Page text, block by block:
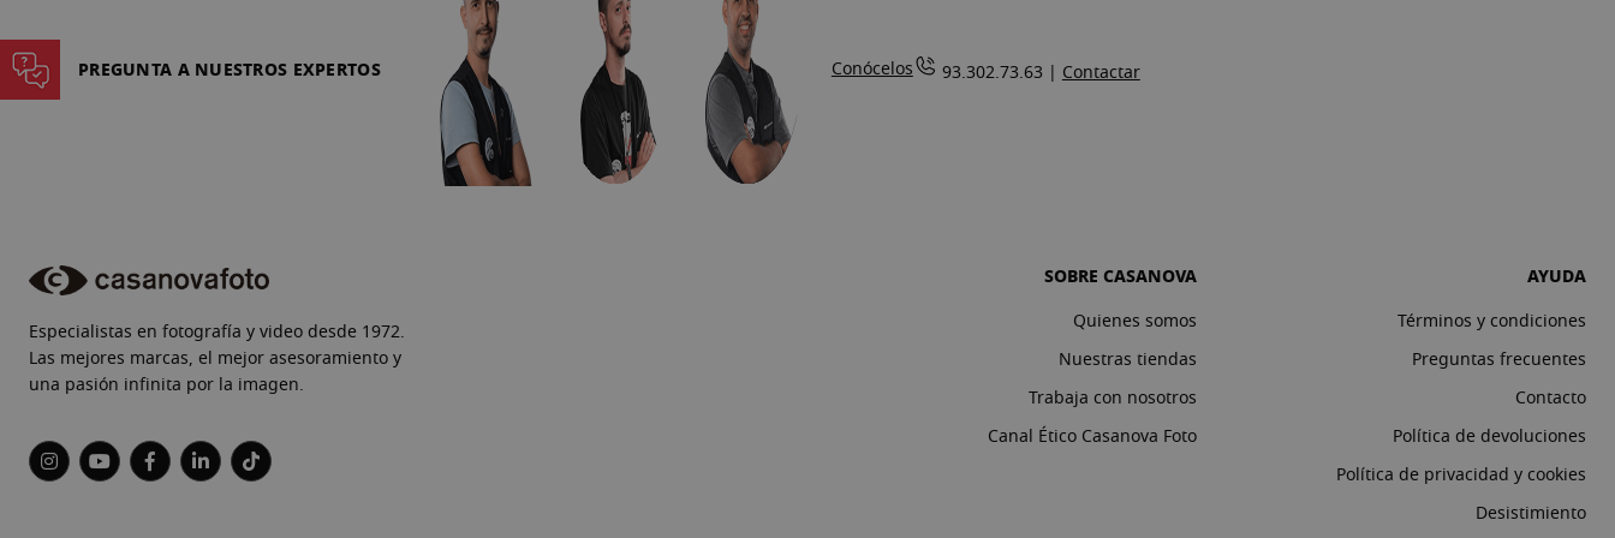
PREGUNTA A NUESTROS EXPERTOS Conócelos 93.302.73.63 | Contactar
Especialistas en fotografía y video desde 1972.
Las mejores marcas, el mejor asesoramiento y
una pasión infinita por la imagen.
SOBRE CASANOVA
Quienes somos
Nuestras tiendas
Trabaja con nosotros
Canal Ético Casanova Foto
AYUDA
Términos y condiciones
Preguntas frecuentes
Contacto
Política de devoluciones
Política de privacidad y cookies
Desistimiento